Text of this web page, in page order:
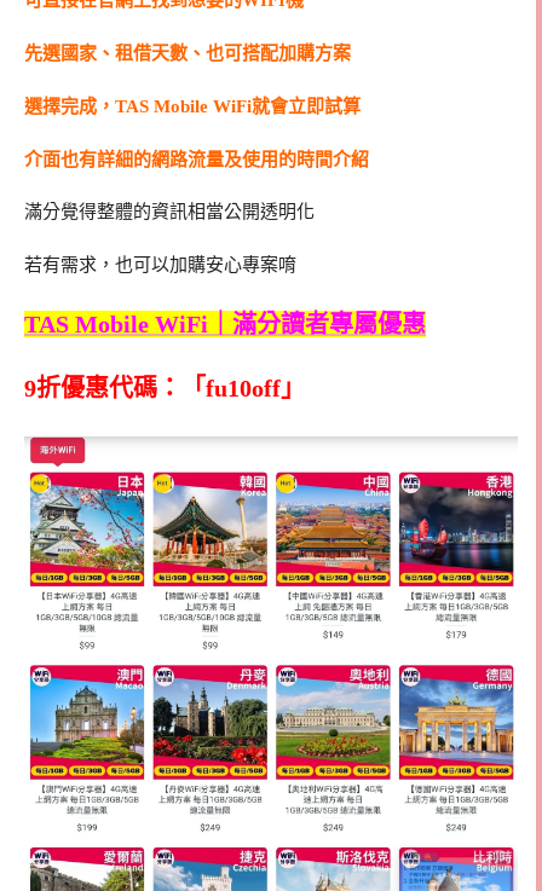
先選國家、租借天數、也可搭配加購方案
選擇完成，TAS Mobile WiFi就會立即試算
介面也有詳細的網路流量及使用的時間介紹
滿分覺得整體的資訊相當公開透明化
若有需求，也可以加購安心專案唷
TAS Mobile WiFi｜滿分讀者專屬優惠
9折優惠代碼：「fu10off」